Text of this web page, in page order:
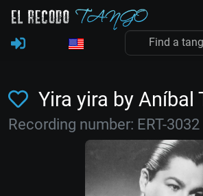
Yira yira by Aníbal
Recording number: ERT-3032